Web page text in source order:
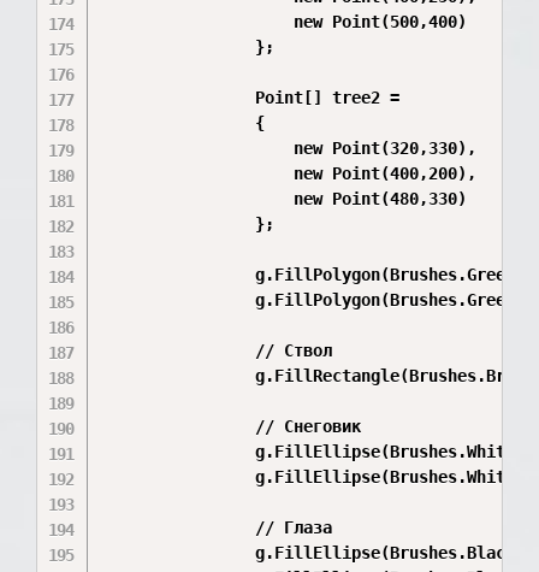
                    new Point(500,400)
                };
                Point[] tree2 =
                {
                    new Point(320,330),
                    new Point(400,200),
                    new Point(480,330)
                };
g.FillPolygon(Brushes.Green,
g.FillPolygon(Brushes.Green,
                // Ствол
                // Снеговик
g.FillEllipse(Brushes.White,
g.FillEllipse(Brushes.White,
                // Глаза
g.FillEllipse(Brushes.Black,